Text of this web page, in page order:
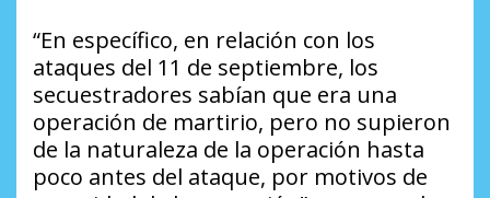
“En específico, en relación con los
ataques del 11 de septiembre, los
secuestradores sabían que era una
operación de martirio, pero no supieron
de la naturaleza de la operación hasta
poco antes del ataque, por motivos de